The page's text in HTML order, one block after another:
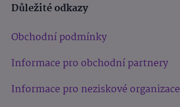
Důležité odkazy
Obchodní podmínky
Informace pro obchodní partnery
Informace pro neziskové organizace